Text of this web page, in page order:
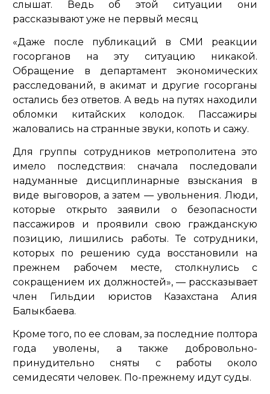
слышат. Ведь об этой ситуации они
рассказывают уже не первый месяц
«Даже после публикаций в СМИ реакции
госорганов на эту ситуацию никакой.
Обращение в департамент экономических
расследований, в акимат и другие госорганы
остались без ответов. А ведь на путях находили
обломки китайских колодок. Пассажиры
жаловались на странные звуки, копоть и сажу.
Для группы сотрудников метрополитена это
имело последствия: сначала последовали
надуманные дисциплинарные взыскания в
виде выговоров, а затем — увольнения. Люди,
которые открыто заявили о безопасности
пассажиров и проявили свою гражданскую
позицию, лишились работы. Те сотрудники,
которых по решению суда восстановили на
прежнем рабочем месте, столкнулись с
сокращением их должностей», — рассказывает
член Гильдии юристов Казахстана Алия
Балыкбаева.
Кроме того, по ее словам, за последние полтора
года уволены, а также добровольно-
принудительно сняты с работы около
семидесяти человек. По-прежнему идут суды.